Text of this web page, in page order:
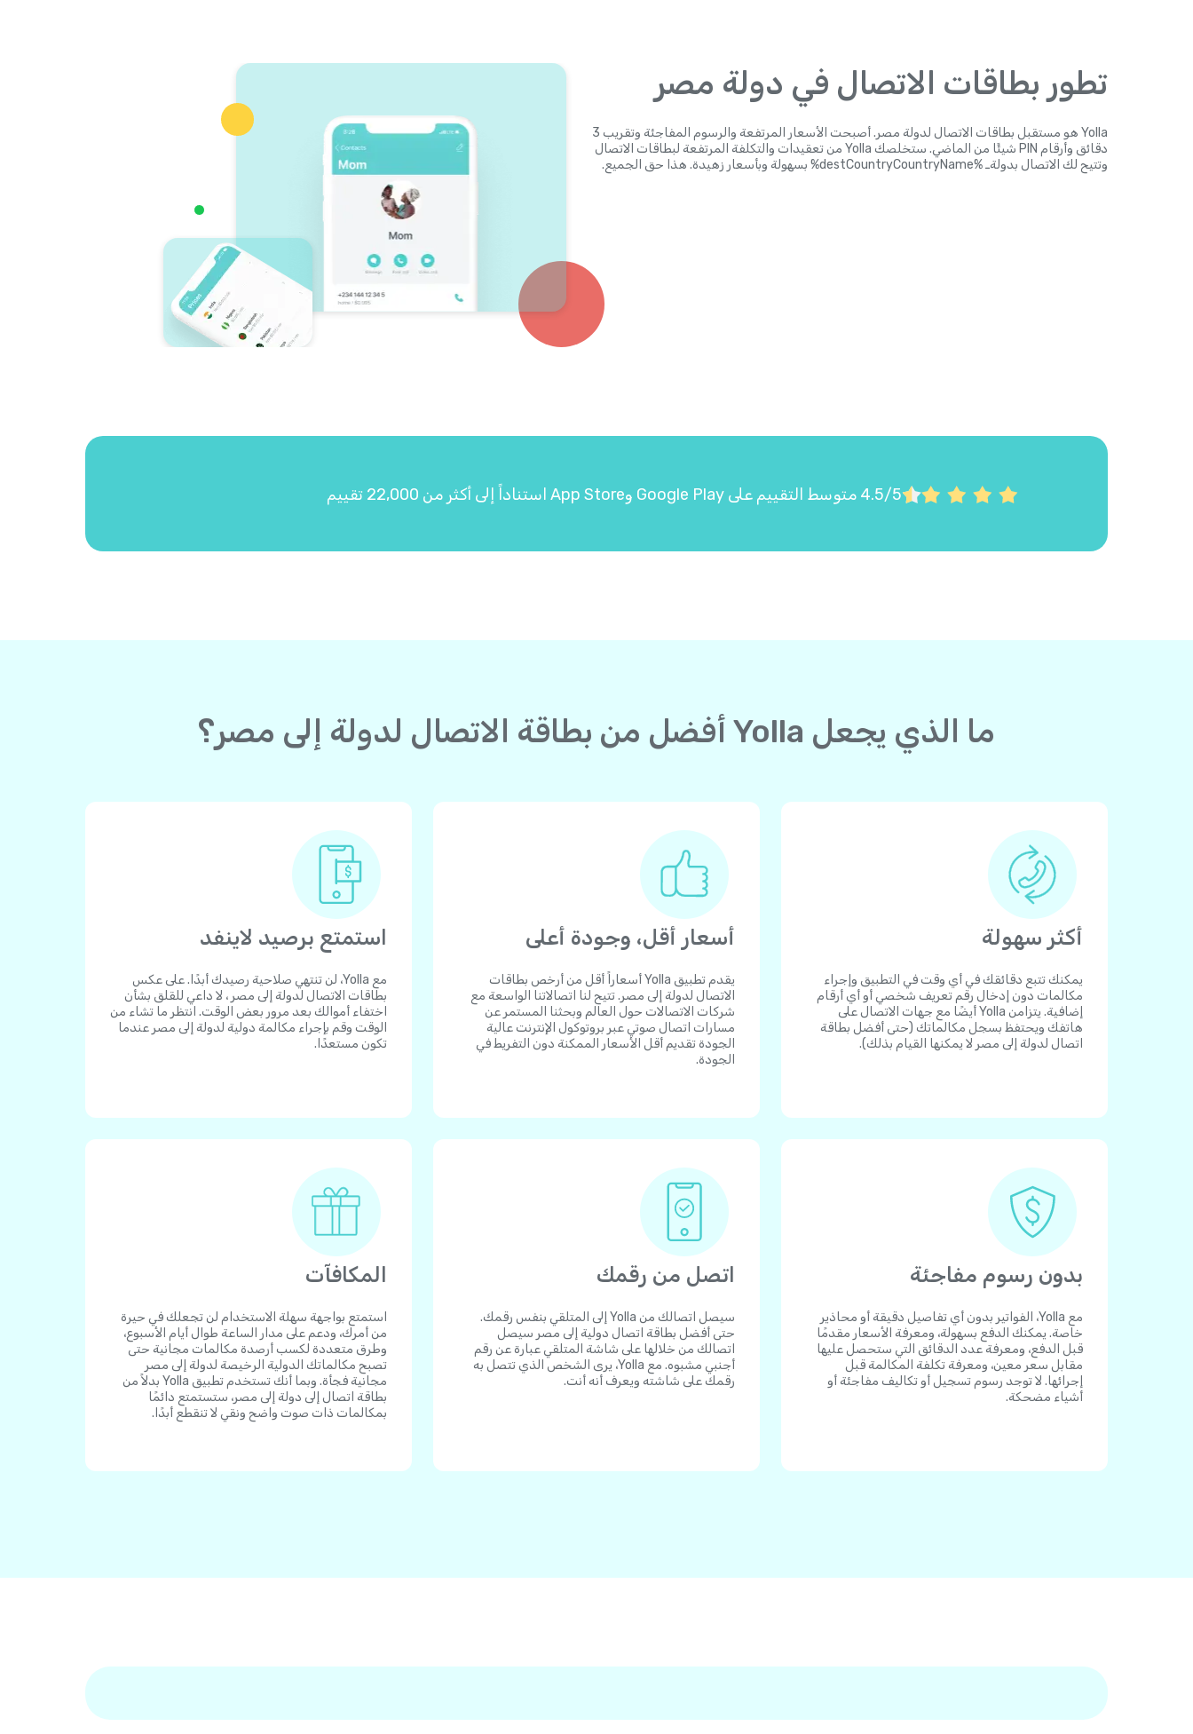
تطور بطاقات الاتصال في دولة مصر
Yolla هو مستقبل بطاقات الاتصال لدولة مصر. أصبحت الأسعار المرتفعة والرسوم المفاجئة وتقريب 3
دقائق وأرقام PIN شيئًا من الماضي. ستخلصك Yolla من تعقيدات والتكلفة المرتفعة لبطاقات الاتصال
وتتيح لك الاتصال بدولةـ %destCountryCountryName% بسهولة وبأسعار زهيدة. هذا حق الجميع.
4.5/5 متوسط التقييم على Google Play وApp Store استناداً إلى أكثر من 22,000 تقييم
ما الذي يجعل Yolla أفضل من بطاقة الاتصال لدولة إلى مصر؟
أكثر سهولة
يمكنك تتبع دقائقك في أي وقت في التطبيق وإجراء
مكالمات دون إدخال رقم تعريف شخصي أو أي أرقام
إضافية. يتزامن Yolla أيضًا مع جهات الاتصال على
هاتفك ويحتفظ بسجل مكالماتك (حتى أفضل بطاقة
اتصال لدولة إلى مصر لا يمكنها القيام بذلك).
أسعار أقل، وجودة أعلى
يقدم تطبيق Yolla أسعاراً أقل من أرخص بطاقات
الاتصال لدولة إلى مصر. تتيح لنا اتصالاتنا الواسعة مع
شركات الاتصالات حول العالم وبحثنا المستمر عن
مسارات اتصال صوتي عبر بروتوكول الإنترنت عالية
الجودة تقديم أقل الأسعار الممكنة دون التفريط في
الجودة.
استمتع برصيد لاينفد
مع Yolla، لن تنتهي صلاحية رصيدك أبدًا. على عكس
بطاقات الاتصال لدولة إلى مصر ، لا داعي للقلق بشأن
اختفاء أموالك بعد مرور بعض الوقت. انتظر ما تشاء من
الوقت وقم بإجراء مكالمة دولية لدولة إلى مصر عندما
تكون مستعدًا.
بدون رسوم مفاجئة
مع Yolla، الفواتير بدون أي تفاصيل دقيقة أو محاذير
خاصة. يمكنك الدفع بسهولة، ومعرفة الأسعار مقدمًا
قبل الدفع، ومعرفة عدد الدقائق التي ستحصل عليها
مقابل سعر معين، ومعرفة تكلفة المكالمة قبل
إجرائها. لا توجد رسوم تسجيل أو تكاليف مفاجئة أو
أشياء مضحكة.
اتصل من رقمك
سيصل اتصالك من Yolla إلى المتلقي بنفس رقمك.
حتى أفضل بطاقة اتصال دولية إلى مصر سيصل
اتصالك من خلالها على شاشة المتلقي عبارة عن رقم
أجنبي مشبوه. مع Yolla، يرى الشخص الذي تتصل به
رقمك على شاشته ويعرف أنه أنت.
المكافآت
استمتع بواجهة سهلة الاستخدام لن تجعلك في حيرة
من أمرك، ودعم على مدار الساعة طوال أيام الأسبوع،
وطرق متعددة لكسب أرصدة مكالمات مجانية حتى
تصبح مكالماتك الدولية الرخيصة لدولة إلى مصر
مجانية فجأة. وبما أنك تستخدم تطبيق Yolla بدلاً من
بطاقة اتصال إلى دولة إلى مصر، ستستمتع دائمًا
بمكالمات ذات صوت واضح ونقي لا تنقطع أبدًا.